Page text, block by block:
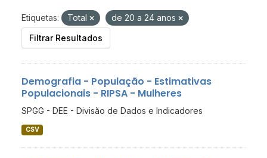
Etiquetas: Total
de 20 a 24 anos
Filtrar Resultados
Demografia - População - Estimativas
Populacionais - RIPSA - Mulheres
SPGG - DEE - Divisão de Dados e Indicadores
CSV